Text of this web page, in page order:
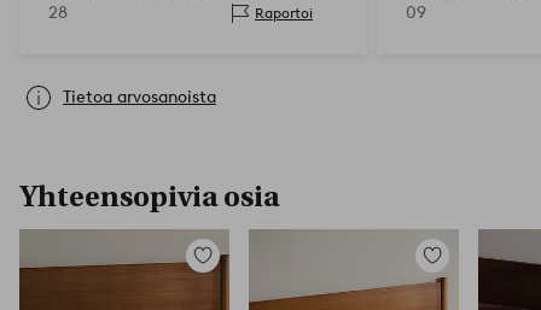
28
Raportoi
09
Tietoa arvosanoista
Yhteensopivia osia
Lisää
Lisää
suosikkeihin